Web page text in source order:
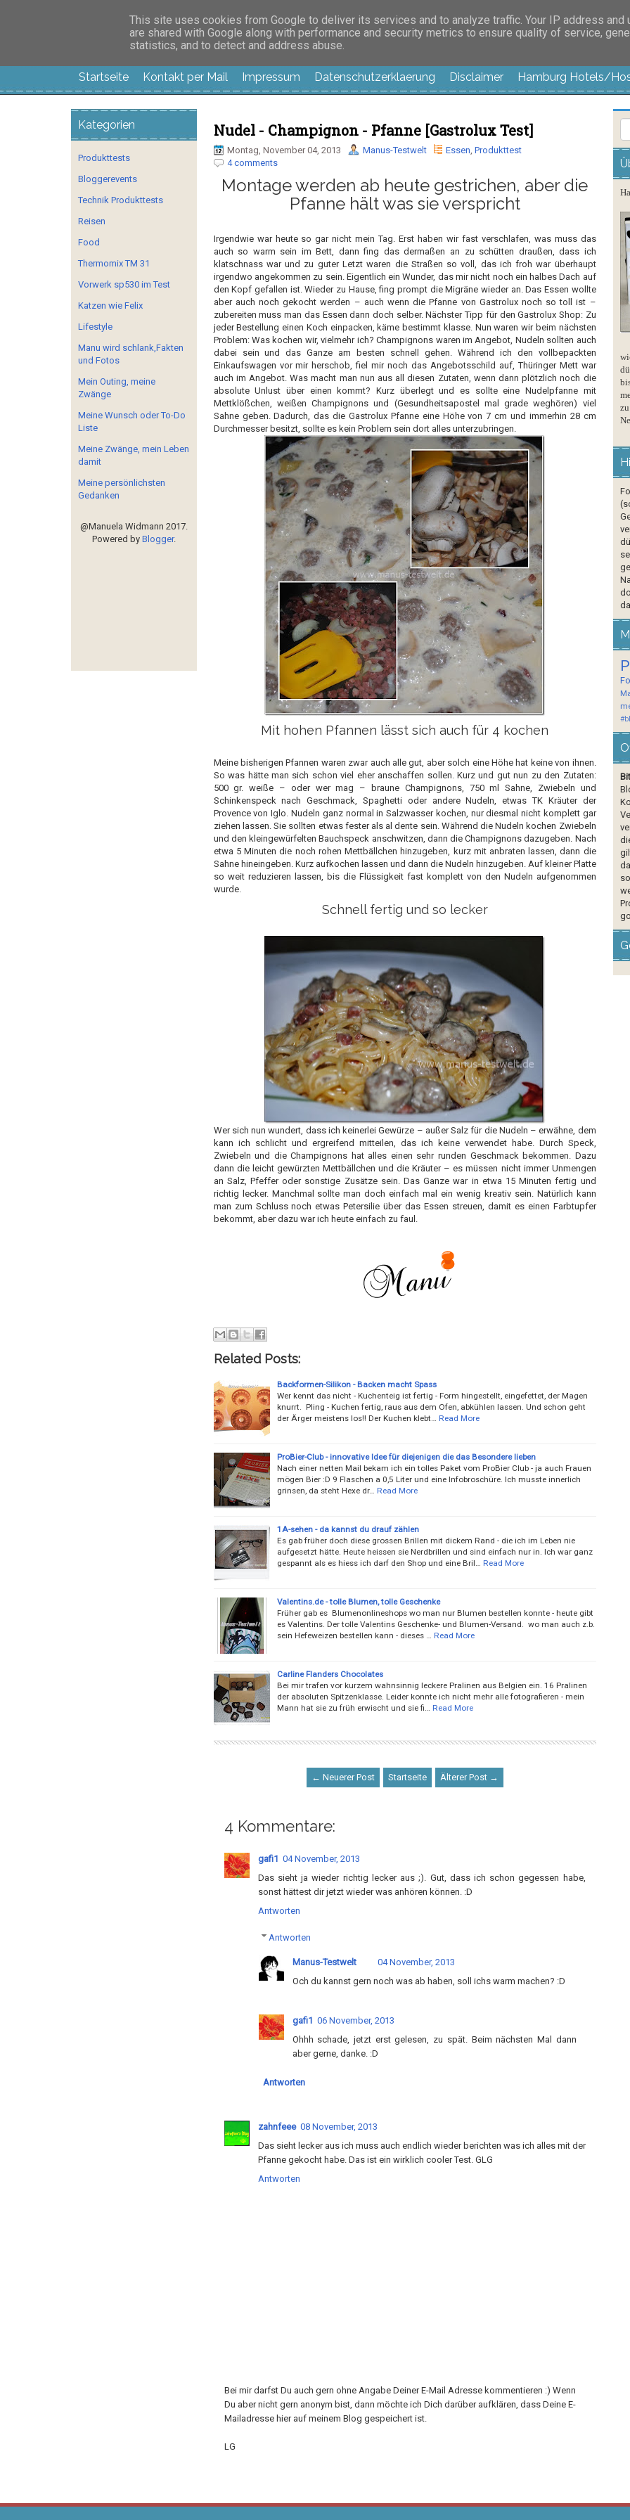
Manus Testwelt, alles außer langweilig
Startseite Kontakt per Mail Impressum Datenschutzerklaerung Disclaimer Hamburg Hotels/
Nudel - Champignon - Pfanne [Gastrolux Test]
Montag, November 04, 2013 Manus-Testwelt Essen, Produkttest
4 comments
Montage werden ab heute gestrichen, aber die
Pfanne hält was sie verspricht
Irgendwie war heute so gar nicht mein Tag. Erst haben wir fast verschlafen, was muss das
auch so warm sein im Bett, dann fing das dermaßen an zu schütten draußen, dass ich
klatschnass war und zu guter Letzt waren die Straßen so voll, das ich froh ­war überhaupt
irgendwo angekommen zu sein. Eigentlich ein Wunder, das mir nicht noch ein halbes Dach auf
den Kopf gefallen ist. Wieder zu Hause, fing prompt die Migräne wieder an. Das Essen wollte
aber auch noch gekocht werden – auch wenn die Pfanne von Gastrolux noch so toll ist –
zubereiten muss man das Essen dann doch selber. Nächster Tipp für den Gastrolux Shop: Zu
jeder Bestellung einen Koch einpacken, käme bestimmt klasse. Nun waren wir beim nächsten
Problem: Was kochen wir, vielmehr ich? Champignons waren im Angebot, Nudeln sollten auch
dabei sein und das Ganze am besten schnell gehen. Während ich den vollbepackten
Einkaufswagen vor mir herschob, fiel mir noch das Angebotsschild auf, Thüringer Mett war
auch im Angebot. Was macht man nun aus all diesen Zutaten, wenn dann plötzlich noch die
absolute Unlust über einen kommt? Kurz überlegt und es sollte eine Nudelpfanne mit
Mettklößchen, weißen Champignons und (Gesundheitsapostel mal grade weghören) viel
Sahne geben. Dadurch, das die Gastrolux Pfanne eine Höhe von 7 cm und immerhin 28 cm
Durchmesser besitzt, sollte es kein Problem sein dort alles unterzubringen.
Mit hohen Pfannen lässt sich auch für 4 kochen
Meine bisherigen Pfannen waren zwar auch alle gut, aber solch eine Höhe hat keine von ihnen.
So was hätte man sich schon viel eher anschaffen sollen. Kurz und gut nun zu den Zutaten:
500 gr. weiße – oder wer mag – braune Champignons, 750 ml Sahne, Zwiebeln und
Schinkenspeck nach Geschmack, Spaghetti oder andere Nudeln, etwas TK Kräuter der
Provence von Iglo. Nudeln ganz normal in Salzwasser kochen, nur diesmal nicht komplett gar
ziehen lassen. Sie sollten etwas fester als al dente sein. Während die Nudeln kochen Zwiebeln
und den kleingewürfelten Bauchspeck anschwitzen, dann die Champignons dazugeben. Nach
etwa 5 Minuten die noch rohen Mettbällchen hinzugeben, kurz mit anbraten lassen, dann die
Sahne hineingeben. Kurz aufkochen lassen und dann die Nudeln hinzugeben. Auf kleiner Platte
so weit reduzieren lassen, bis die Flüssigkeit fast komplett von den Nudeln aufgenommen
wurde.
Schnell fertig und so lecker
Wer sich nun wundert, dass ich keinerlei Gewürze – außer Salz für die Nudeln – erwähne, dem
kann ich schlicht und ergreifend mitteilen, das ich keine verwendet habe. Durch Speck,
Zwiebeln und die Champignons hat alles einen sehr runden Geschmack bekommen. Dazu
dann die leicht gewürzten Mettbällchen und die Kräuter – es müssen nicht immer Unmengen
an Salz, Pfeffer oder sonstige Zusätze sein. Das Ganze war in etwa 15 Minuten fertig und
richtig lecker. Manchmal sollte man doch einfach mal ein wenig kreativ sein. Natürlich kann
man zum Schluss noch etwas Petersilie über das Essen streuen, damit es einen Farbtupfer
bekommt, aber dazu war ich heute einfach zu faul.
Related Posts:
Backformen-Silikon - Backen macht Spass
Wer kennt das nicht - Kuchenteig ist fertig - Form hingestellt, eingefettet, der Magen
knurrt. Pling - Kuchen fertig, raus aus dem Ofen, abkühlen lassen. Und schon geht
der Ärger meistens los!! Der Kuchen klebt…
Read More
ProBier-Club - innovative Idee für diejenigen die das Besondere lieben
Nach einer netten Mail bekam ich ein tolles Paket vom ProBier Club - ja auch Frauen
mögen Bier :D 9 Flaschen a 0,5 Liter und eine Infobroschüre. Ich musste innerlich
grinsen, da steht Hexe dr…
Read More
1A-sehen - da kannst du drauf zählen
Es gab früher doch diese grossen Brillen mit dickem Rand - die ich im Leben nie
aufgesetzt hätte. Heute heissen sie Nerdbrillen und sind einfach nur in. Ich war ganz
gespannt als es hiess ich darf den Shop und eine Bril…
Read More
Valentins.de - tolle Blumen, tolle Geschenke
Früher gab es Blumenonlineshops wo man nur Blumen bestellen konnte - heute gibt
es Valentins. Der tolle Valentins Geschenke- und Blumen-Versand. wo man auch z.b.
sein Hefeweizen bestellen kann - dieses …
Read More
Carline Flanders Chocolates
Bei mir trafen vor kurzem wahnsinnig leckere Pralinen aus Belgien ein. 16 Pralinen
der absoluten Spitzenklasse. Leider konnte ich nicht mehr alle fotografieren - mein
Mann hat sie zu früh erwischt und sie fi…
Read More
← Neuerer Post Startseite Älterer Post →
4 Kommentare:
gafi1 04 November, 2013
Das sieht ja wieder richtig lecker aus ;). Gut, dass ich schon gegessen habe,
sonst hättest dir jetzt wieder was anhören können. :D
Antworten
Antworten
Manus-Testwelt
04 November, 2013
Och du kannst gern noch was ab haben, soll ichs warm machen? :D
gafi1 06 November, 2013
Ohhh schade, jetzt erst gelesen, zu spät. Beim nächsten Mal dann
aber gerne, danke. :D
Antworten
zahnfeee 08 November, 2013
Das sieht lecker aus ich muss auch endlich wieder berichten was ich alles mit der
Pfanne gekocht habe. Das ist ein wirklich cooler Test. GLG
Antworten
Bei mir darfst Du auch gern ohne Angabe Deiner E-Mail Adresse kommentieren :) Wenn
Du aber nicht gern anonym bist, dann möchte ich Dich darüber aufklären, dass Deine E-
Mailadresse hier auf meinem Blog gespeichert ist.
LG
Kategorien
Produkttests
Bloggerevents
Technik Produkttests
Reisen
Food
Thermomix TM 31
Vorwerk sp530 im Test
Katzen wie Felix
Lifestyle
Manu wird schlank,Fakten
und Fotos
Mein Outing, meine
Zwänge
Meine Wunsch oder To-Do
Liste
Meine Zwänge, mein Leben
damit
Meine persönlichsten
Gedanken
@Manuela Widmann 2017.
Powered by Blogger.
This site uses cookies from Google to deliver its services and to analyze traffic. Your IP address and
are shared with Google along with performance and security metrics to ensure quality of service,
statistics, and to detect and address abuse.